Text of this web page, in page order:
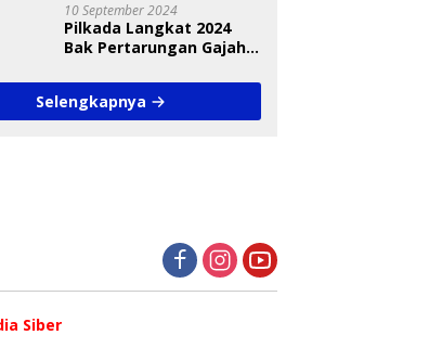
10 September 2024
Pilkada Langkat 2024
Bak Pertarungan Gajah
Selengkapnya
Siber